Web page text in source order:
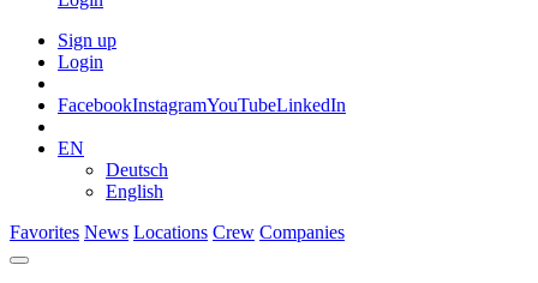
Sign up
Login
FacebookInstagramYouTubeLinkedIn
EN
Deutsch
English
Favorites News Locations Crew Companies